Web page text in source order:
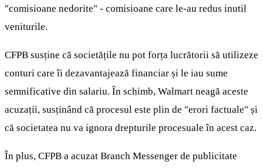
"comisioane nedorite" - comisioane care le-au redus inutil
veniturile.
CFPB susține că societățile nu pot forța lucrătorii să utilizeze
conturi care îi dezavantajează financiar și le iau sume
semnificative din salariu. În schimb, Walmart neagă aceste
acuzații, susținând că procesul este plin de "erori factuale" și
că societatea nu va ignora drepturile procesuale în acest caz.
În plus, CFPB a acuzat Branch Messenger de publicitate